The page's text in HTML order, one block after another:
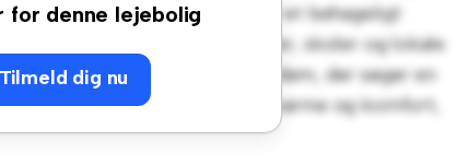
for denne lejebolig
Tilmeld dig nu
det hyggelige interiør giver et behageligt
har du adgang til parker, skoler og lokale
kr er dette hus ideelt for dem, der søger en
i dag for at opleve den varme og komfort,